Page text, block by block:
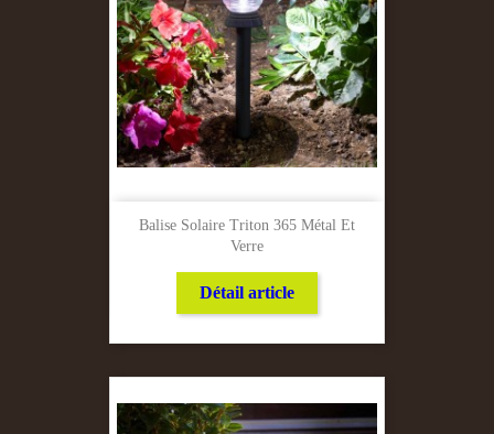
Balise Solaire Triton 365 Métal Et
Verre
Détail article